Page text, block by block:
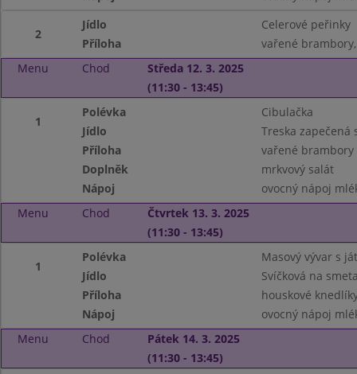
2
Jídlo
Celerové peřinky
Příloha
vařené
Menu
Chod
Středa 12. 3. 2025
(11:30 - 13:45)
1
Polévka
Cibulačka
Jídlo
Treska zapečená
Příloha
vařené brambory
Doplněk
mrkvový salát
Nápoj
ovocný nápoj
Menu
Chod
Čtvrtek 13. 3. 2025
(11:30 - 13:45)
1
Polévka
Masový vývar s
Jídlo
Svíčková na
Příloha
houskové
Nápoj
ovocný nápoj
Menu
Chod
Pátek 14. 3. 2025
(11:30 - 13:45)